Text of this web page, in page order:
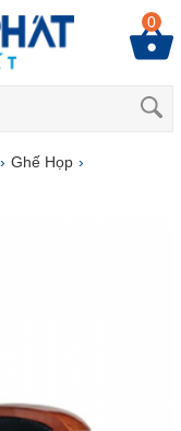
0
› Ghế Họp ›